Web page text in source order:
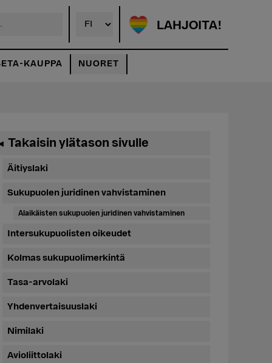
LAHJOITA!
KAUPPA NUORET
Takaisin ylätason sivulle
Äitiyslaki
Sukupuolen juridinen vahvistaminen
Alaikäisten sukupuolen juridinen vahvistaminen
Intersukupuolisten oikeudet
Kolmas sukupuolimerkintä
Tasa-arvolaki
Yhdenvertaisuuslaki
Nimilaki
Avioliittolaki